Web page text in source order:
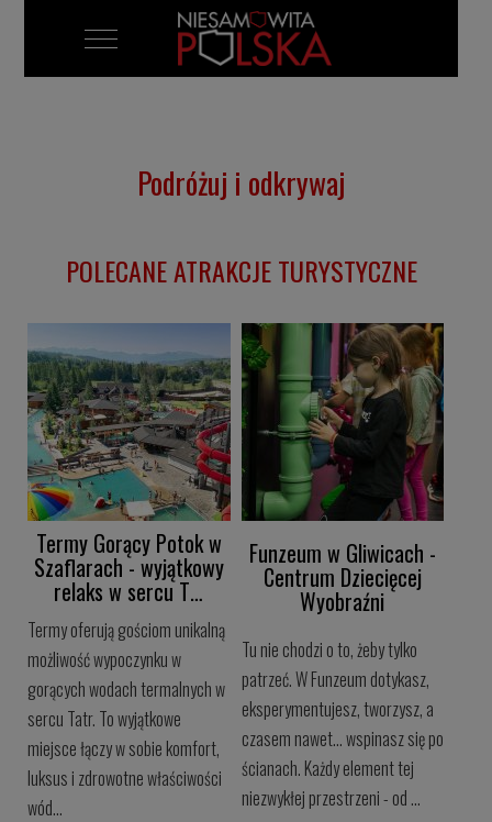
Mobile Menu Toggle
Podróżuj i odkrywaj
POLECANE ATRAKCJE TURYSTYCZNE
Termy Gorący Potok w
Szaflarach - wyjątkowy
relaks w sercu T…
Termy oferują gościom unikalną
możliwość wypoczynku w
gorących wodach termalnych w
sercu Tatr. To wyjątkowe
miejsce łączy w sobie komfort,
luksus i zdrowotne właściwości
wód...
Funzeum w Gliwicach -
Centrum Dziecięcej
Wyobraźni
Tu nie chodzi o to, żeby tylko
patrzeć. W Funzeum dotykasz,
eksperymentujesz, tworzysz, a
czasem nawet... wspinasz się po
ścianach. Każdy element tej
niezwykłej przestrzeni - od ...